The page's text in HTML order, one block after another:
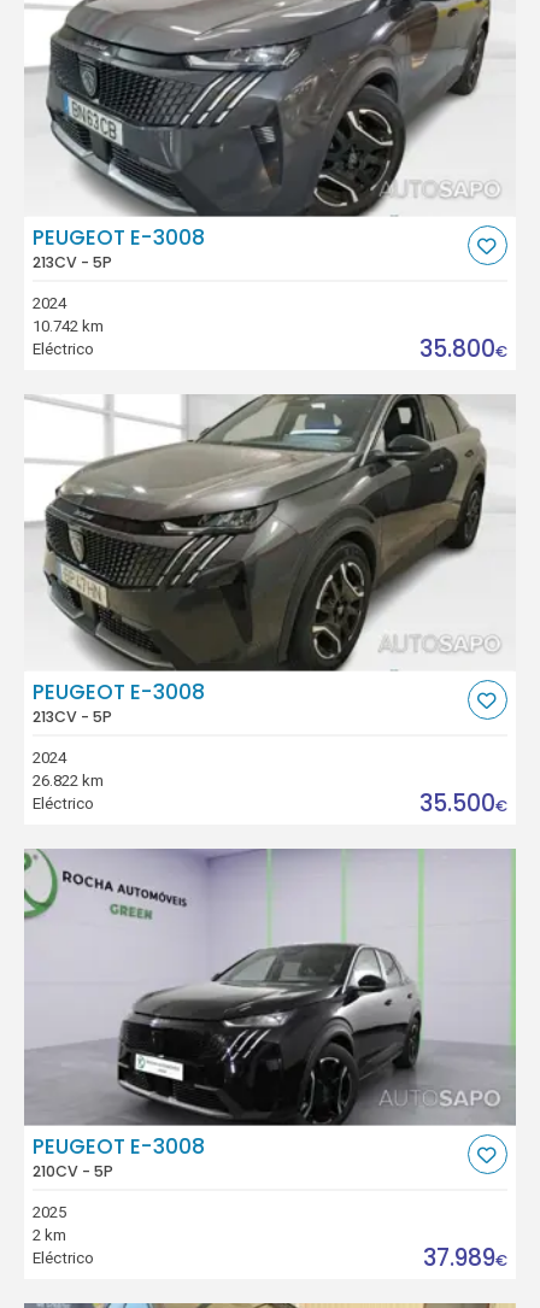
PEUGEOT E-3008
213CV - 5P
2024
10.742 km
Eléctrico
35.800€
PEUGEOT E-3008
213CV - 5P
2024
26.822 km
Eléctrico
35.500€
PEUGEOT E-3008
210CV - 5P
2025
2 km
Eléctrico
37.989€